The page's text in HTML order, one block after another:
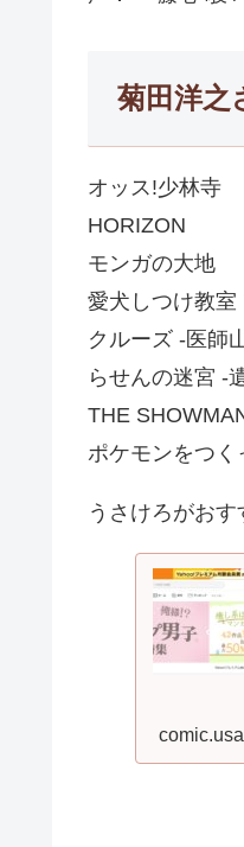
菊田洋之
オッス!少林寺
HORIZON
モンガの大地
愛犬しつけ教室
クルーズ -医師
らせんの迷宮 -
THE
ポケモンをつく
うさけろがお